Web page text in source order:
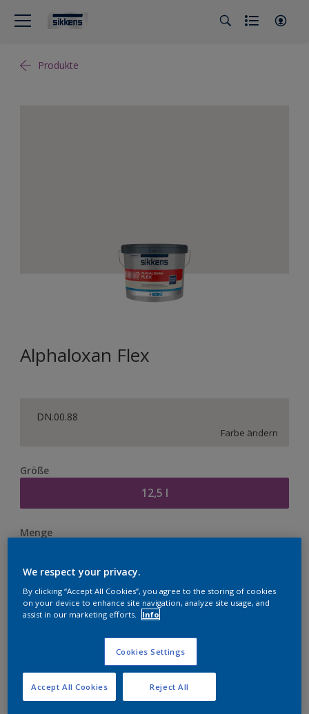
Produkte
Alphaloxan Flex
DN.00.88
Farbe ändern
Größe
12,5 l
Menge
Zur Einkaufsliste hinzufügen
Zu Projekt hinzufügen
We respect your privacy.
By clicking “Accept All Cookies”, you agree to the storing of cookies
on your device to enhance site navigation, analyze site usage, and
assist in our marketing efforts.
Info
Cookies Settings
Reject All
Accept All Cookies